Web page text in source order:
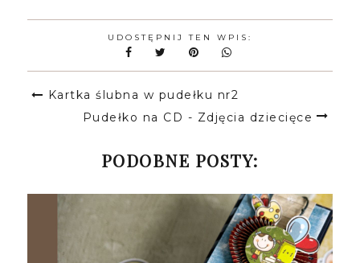
UDOSTĘPNIJ TEN WPIS:
Kartka ślubna w pudełku nr2
Pudełko na CD - Zdjęcia dziecięce
PODOBNE POSTY: